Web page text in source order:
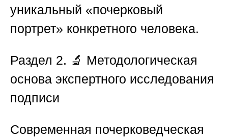
уникальный «почерковый
портрет» конкретного человека.
Раздел 2. 🔬 Методологическая
основа экспертного исследования
подписи
Современная почерковедческая